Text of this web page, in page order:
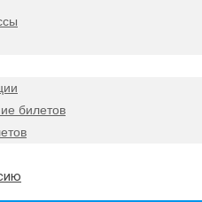
билетов